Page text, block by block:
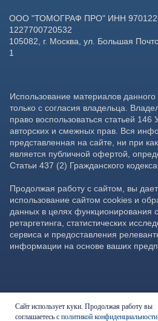
Сайт использует куки. Продолжая работу вы
соглашаетесь с политикой конфиденциальности